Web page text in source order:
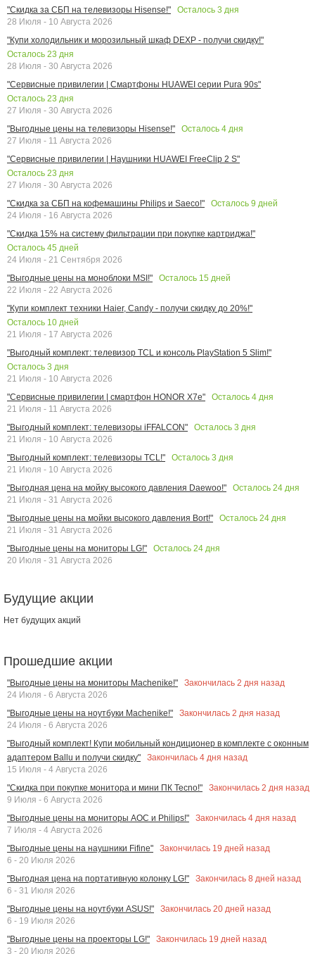
"Скидка за СБП на телевизоры Hisense!"
Осталось 3 дня
28 Июля - 10 Августа 2026
"Купи холодильник и морозильный шкаф DEXP - получи скидку!"
Осталось 23 дня
28 Июля - 30 Августа 2026
"Сервисные привилегии | Смартфоны HUAWEI серии Pura 90s"
Осталось 23 дня
27 Июля - 30 Августа 2026
"Выгодные цены на телевизоры Hisense!"
Осталось 4 дня
27 Июля - 11 Августа 2026
"Сервисные привилегии | Наушники HUAWEI FreeClip 2 S"
Осталось 23 дня
27 Июля - 30 Августа 2026
"Скидка за СБП на кофемашины Philips и Saeco!"
Осталось 9 дней
24 Июля - 16 Августа 2026
"Скидка 15% на систему фильтрации при покупке картриджа!"
Осталось 45 дней
24 Июля - 21 Сентября 2026
"Выгодные цены на моноблоки MSI!"
Осталось 15 дней
22 Июля - 22 Августа 2026
"Купи комплект техники Haier, Candy - получи скидку до 20%!"
Осталось 10 дней
21 Июля - 17 Августа 2026
"Выгодный комплект: телевизор TCL и консоль PlayStation 5 Slim!"
Осталось 3 дня
21 Июля - 10 Августа 2026
"Сервисные привилегии | смартфон HONOR X7e"
Осталось 4 дня
21 Июля - 11 Августа 2026
"Выгодный комплект: телевизоры iFFALCON"
Осталось 3 дня
21 Июля - 10 Августа 2026
"Выгодный комплект: телевизоры TCL!"
Осталось 3 дня
21 Июля - 10 Августа 2026
"Выгодная цена на мойку высокого давления Daewoo!"
Осталось 24 дня
21 Июля - 31 Августа 2026
"Выгодные цены на мойки высокого давления Bort!"
Осталось 24 дня
21 Июля - 31 Августа 2026
"Выгодные цены на мониторы LG!"
Осталось 24 дня
20 Июля - 31 Августа 2026
Будущие акции
Нет будущих акций
Прошедшие акции
"Выгодные цены на мониторы Machenike!" Закончилась 2 дня назад
24 Июля - 6 Августа 2026
"Выгодные цены на ноутбуки Machenike!"
Закончилась 2 дня назад
24 Июля - 6 Августа 2026
"Выгодный комплект! Купи мобильный кондиционер в комплекте с оконным
адаптером Ballu и получи скидку"
Закончилась 4 дня назад
15 Июля - 4 Августа 2026
"Скидка при покупке монитора и мини ПК Tecno!"
Закончилась 2 дня назад
9 Июля - 6 Августа 2026
"Выгодные цены на мониторы AOC и Philips!"
Закончилась 4 дня назад
7 Июля - 4 Августа 2026
"Выгодные цены на наушники Fifine"
Закончилась 19 дней назад
6 - 20 Июля 2026
"Выгодная цена на портативную колонку LG!"
Закончилась 8 дней назад
6 - 31 Июля 2026
"Выгодные цены на ноутбуки ASUS!"
Закончилась 20 дней назад
6 - 19 Июля 2026
"Выгодные цены на проекторы LG!"
Закончилась 19 дней назад
3 - 20 Июля 2026